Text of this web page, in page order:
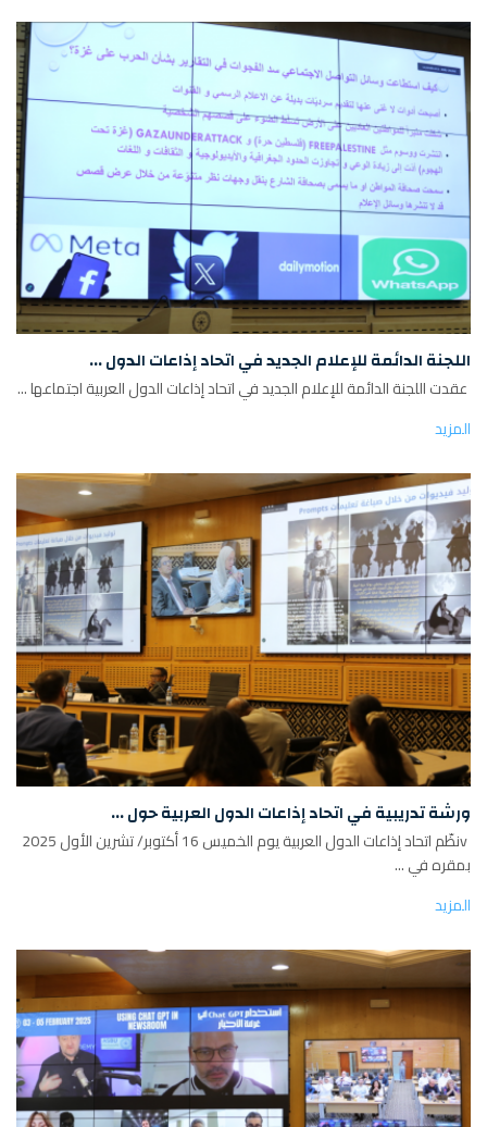
اللجنة الدائمة للإعلام الجديد في اتحاد إذاعات الدول ...
عقدت اللجنة الدائمة للإعلام الجديد في اتحاد إذاعات الدول العربية اجتماعها ...
المزيد
ورشة تدريبية في اتحاد إذاعات الدول العربية حول ...
vنظّم اتحاد إذاعات الدول العربية يوم الخميس 16 أكتوبر/ تشرين الأول 2025
بمقره في ...
المزيد